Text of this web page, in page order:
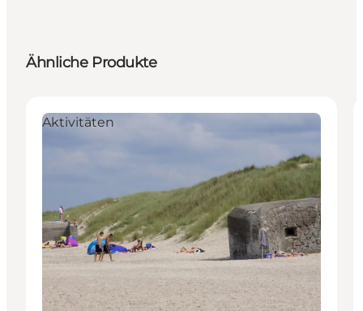
Ähnliche Produkte
Aktivitäten